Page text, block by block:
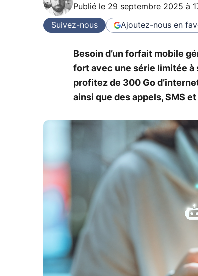
Publié le 29 septembre 2025 à
Suivez-nous Ajoutez-nous en
Besoin d’un forfait mobile
fort avec une série limitée à
profitez de 300 Go
ainsi que des appels, SMS